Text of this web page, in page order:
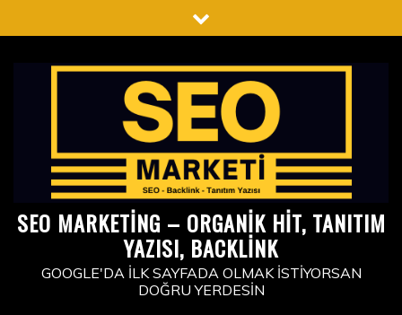
to
SEO MARKETING – ORGANIK HIT, TANITIM
YAZISI, BACKLINK
GOOGLE'DA İLK SAYFADA OLMAK İSTIYORSAN
DOĞRU YERDESIN